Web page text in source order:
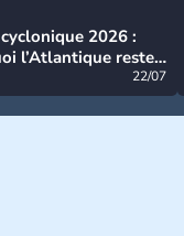
2026 :
l’Atlantique reste
22/07